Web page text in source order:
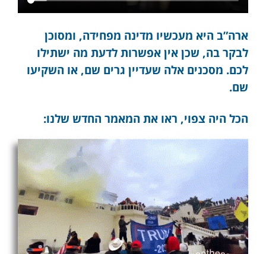
ארה”ב היא מעכשיו מדינה מפחידה, ומסוכן
לבקר בה, שכן אין אפשרות לדעת מה ישתילו
לכם. מסכנים אלה שעדיין גרים שם, או השקיעו
שם.
הכל היה צפוי, ראו את המאמר החדש שלנו: